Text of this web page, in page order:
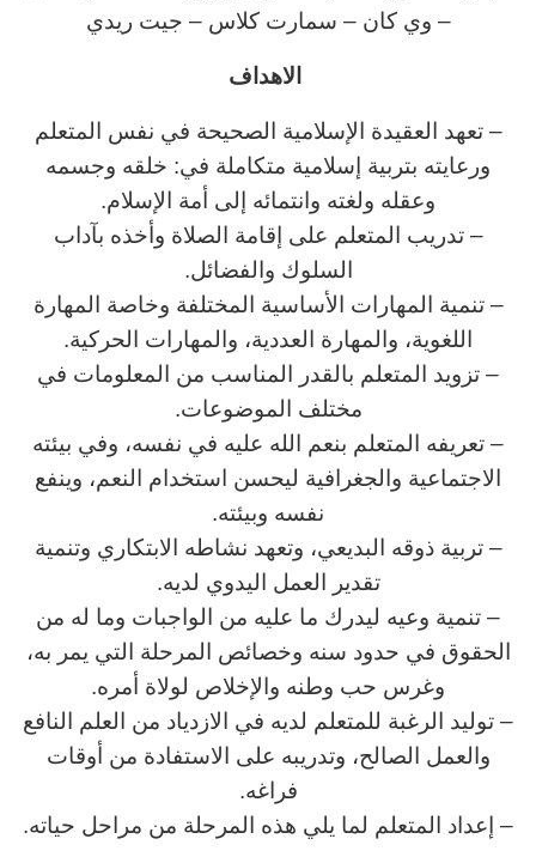
– وي كان – سمارت كلاس – جيت ريدي
الاهداف
– تعهد العقيدة الإسلامية الصحيحة في نفس المتعلم
ورعايته بتربية إسلامية متكاملة في: خلقه وجسمه
وعقله ولغته وانتمائه إلى أمة الإسلام.
– تدريب المتعلم على إقامة الصلاة وأخذه بآداب
السلوك والفضائل.
– تنمية المهارات الأساسية المختلفة وخاصة المهارة
اللغوية، والمهارة العددية، والمهارات الحركية.
– تزويد المتعلم بالقدر المناسب من المعلومات في
مختلف الموضوعات.
– تعريفه المتعلم بنعم الله عليه في نفسه، وفي بيئته
الاجتماعية والجغرافية ليحسن استخدام النعم، وينفع
نفسه وبيئته.
– تربية ذوقه البديعي، وتعهد نشاطه الابتكاري وتنمية
تقدير العمل اليدوي لديه.
– تنمية وعيه ليدرك ما عليه من الواجبات وما له من
الحقوق في حدود سنه وخصائص المرحلة التي يمر به،
وغرس حب وطنه والإخلاص لولاة أمره.
– توليد الرغبة للمتعلم لديه في الازدياد من العلم النافع
والعمل الصالح، وتدريبه على الاستفادة من أوقات
فراغه.
– إعداد المتعلم لما يلي هذه المرحلة من مراحل حياته.